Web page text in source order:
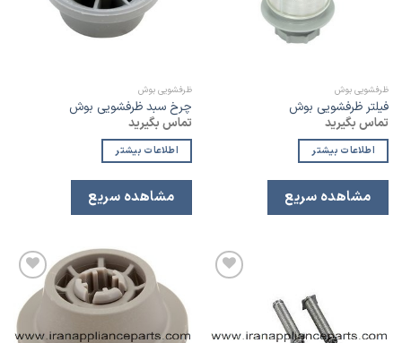
ظرفشویی بوش
فیلتر ظرفشویی بوش
تماس بگیرید
اطلاعات بیشتر
مشاهده سریع
ظرفشویی بوش
چرخ سبد ظرفشویی بوش
تماس بگیرید
اطلاعات بیشتر
مشاهده سریع
افزودن